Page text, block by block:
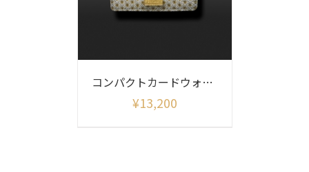
コンパクトカードウォレット 麻の葉
¥13,200